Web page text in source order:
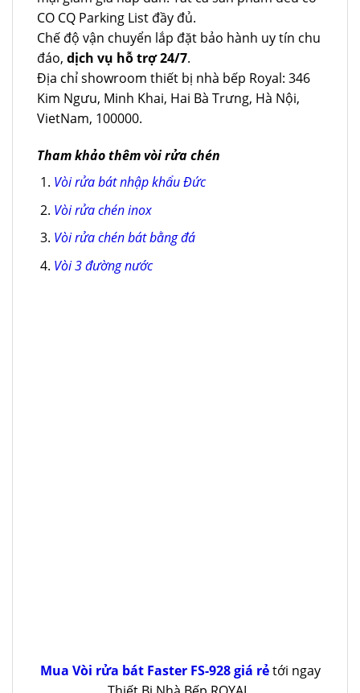
CO CQ Parking List đầy đủ.
Chế độ vận chuyển lắp đặt bảo hành uy tín chu
đáo, dịch vụ hỗ trợ 24/7.
Địa chỉ showroom thiết bị nhà bếp Royal: 346
Kim Ngưu, Minh Khai, Hai Bà Trưng, Hà Nội,
VietNam, 100000.
Tham khảo thêm vòi rửa chén
Vòi rửa bát nhập khẩu Đức
Vòi rửa chén inox
Vòi rửa chén bát bằng đá
Vòi 3 đường nước
Mua Vòi rửa bát Faster FS-928 giá rẻtới ngay